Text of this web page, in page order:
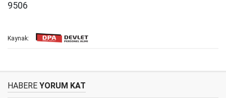
9506
Kaynak:
HABERE YORUM KAT